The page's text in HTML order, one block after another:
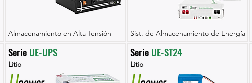
Almacenamiento en Alta Tensión
Serie UE-UPS
Litio
Sist. de Almacenamiento de Energía
Serie UE-ST24
Litio